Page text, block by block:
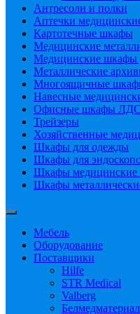
Антресоли и полки
Аптечки
Картотечные шкафы
Медицинские
Медицинские
Металлические
Многоящичные
Навесные
Офисные шкафы
Трейзеры
Хозяйственные
Шкафы для одежды
Шкафы для
Шкафы
Шкафы
Мебель
Оборудование
Поставщики
Hilfe
STR Medical
Valberg